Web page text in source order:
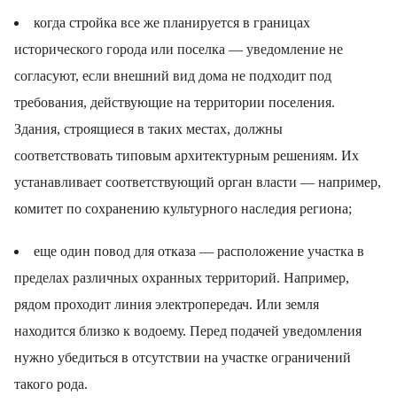
когда стройка все же планируется в границах
исторического города или поселка — уведомление не
согласуют, если внешний вид дома не подходит под
требования, действующие на территории поселения.
Здания, строящиеся в таких местах, должны
соответствовать типовым архитектурным решениям. Их
устанавливает соответствующий орган власти — например,
комитет по сохранению культурного наследия региона;
еще один повод для отказа — расположение участка в
пределах различных охранных территорий. Например,
рядом проходит линия электропередач. Или земля
находится близко к водоему. Перед подачей уведомления
нужно убедиться в отсутствии на участке ограничений
такого рода.